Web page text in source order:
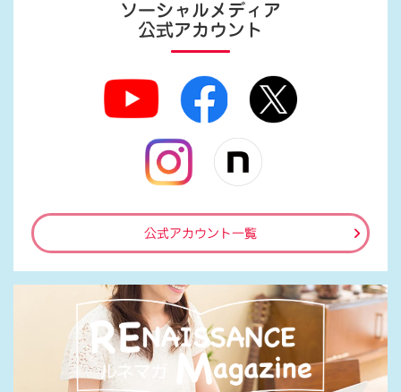
ソーシャルメディア
公式アカウント
公式アカウント一覧